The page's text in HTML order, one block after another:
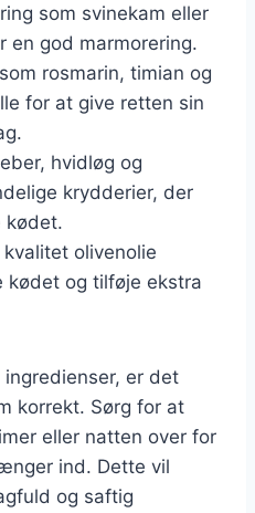
som svinekam eller
en god marmorering.
rosmarin, timian og
for at give retten sin
hvidløg og
krydderier, der
kødet.
kvalitet olivenolie
kødet og tilføje ekstra
er det
korrekt. Sørg for at
eller natten over for
ind. Dette vil
og saftig